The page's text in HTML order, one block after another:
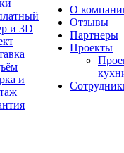
и 3D
и
О
Отзывы
Партнеры
Проекты